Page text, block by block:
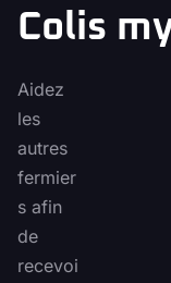
Colis
Aidez
les
autres
fermier
s afin
de
recevoi